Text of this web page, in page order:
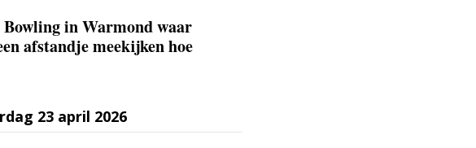
in Warmond waar
afstandje meekijken hoe
23 april 2026